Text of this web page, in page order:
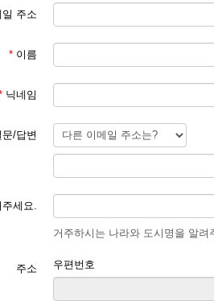
일 주소
* 이름
닉네임
/답변
세요.
거주하시는 나라와 도시명을 알
주소 우편번호